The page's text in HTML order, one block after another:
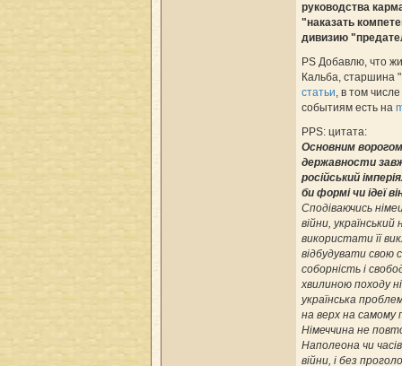
руководства
"наказать
дивизию
PS Добавлю, что
Кальба, старшина
статьи, в том
событиям есть на
PPS: цитата:
Основним ворогом
державности
російський
би формі чи ідеї
Сподіваючись
війни,
використати її
відбудувати свою
соборність і
хвилиною походу
українська
на верх на самому
Німеччина не
Наполеона чи
війни, і без